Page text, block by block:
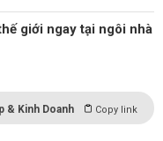
giới ngay tại ngôi nhà
& Kinh Doanh Copy link